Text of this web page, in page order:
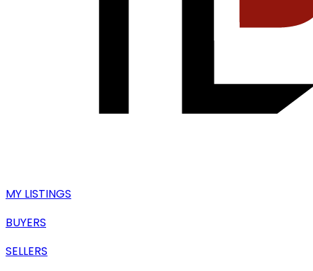
MY LISTINGS
BUYERS
SELLERS